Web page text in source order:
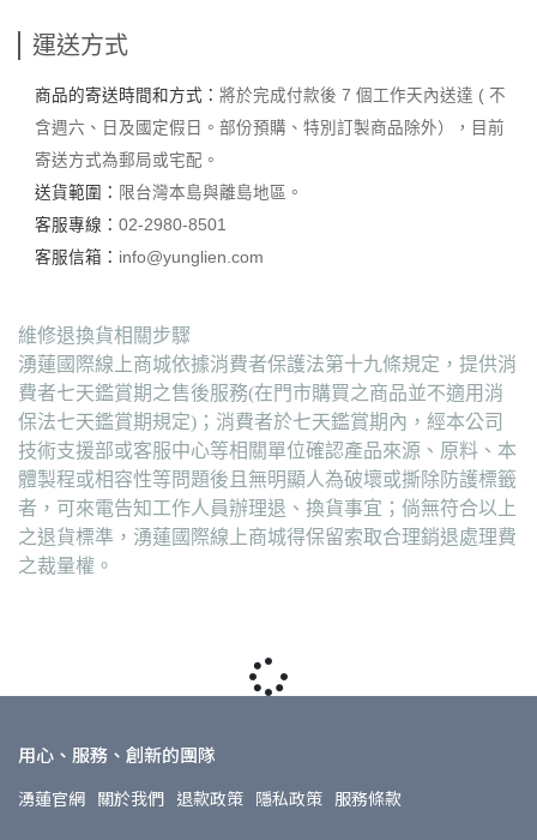
運送方式
商品的寄送時間和方式： 將於完成付款後 7 個工作天內送達 ( 不
含週六、日及國定假日。部份預購、特別訂製商品除外），目前
寄送方式為郵局或宅配。
送貨範圍： 限台灣本島與離島地區。
客服專線： 02-2980-8501
客服信箱： info@yunglien.com
維修退換貨相關步驟
湧蓮國際線上商城依據消費者保護法第十九條規定，提供消
費者七天鑑賞期之售後服務(在門市購買之商品並不適用消
保法七天鑑賞期規定)；消費者於七天鑑賞期內，經本公司
技術支援部或客服中心等相關單位確認產品來源、原料、本
體製程或相容性等問題後且無明顯人為破壞或撕除防護標籤
者，可來電告知工作人員辦理退、換貨事宜；倘無符合以上
之退貨標準，湧蓮國際線上商城得保留索取合理銷退處理費
之裁量權。
用心、服務、創新的團隊
湧蓮官網 關於我們 退款政策 隱私政策 服務條款